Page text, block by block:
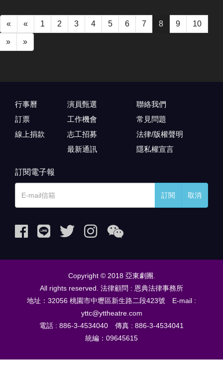
« « 1 2 3 4 5 6 7 8 9 10
» »
行事曆
訂票
線上捐款
演員甄選
工作機會
志工招募
最新通訊
聯絡我們
常見問題
法律/版權聲明
隱私權宣言
訂閱電子報
訂閱 取消
Copyright © 2018 亞東劇團.
All rights reserved. 法律顧問 : 恩典法律事務所
地址：32056 桃園市中壢區新生路二段423號 E-mail :
yttc@yttheatre.com
電話 : 886-3-4534040 傳真 : 886-3-4534041
統編：09645615